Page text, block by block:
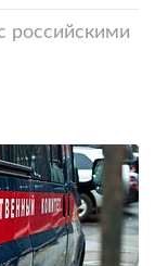
российскими